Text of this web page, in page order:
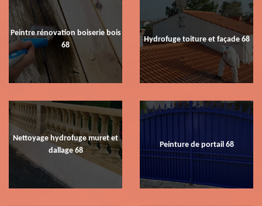
Peintre rénovation boiserie bois
68
Hydrofuge toiture et façade 68
Nettoyage hydrofuge muret et
dallage 68
Peinture de portail 68